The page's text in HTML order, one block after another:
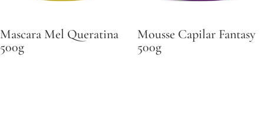
Mascara Mel Queratina
500g
Mousse Capilar Fantasy
500g